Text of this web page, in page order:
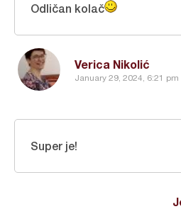
Verica Nikolić
January 29, 2024, 6:21 pm
Odličan kolač
Super je!